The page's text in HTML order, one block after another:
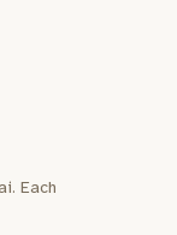
Each